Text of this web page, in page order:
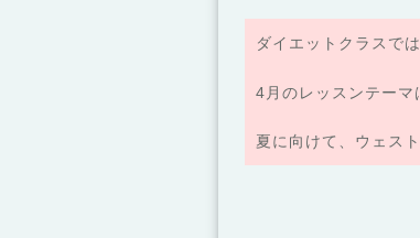
ダイエットクラスで
4月のレッスンテーマ
夏に向けて、ウェス